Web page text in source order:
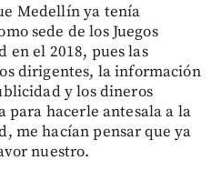
Medellín ya tenía
sede de los Juegos
en el 2018, pues las
dirigentes, la información
y los dineros
hacerle antesala a la
me hacían pensar que ya
nuestro.